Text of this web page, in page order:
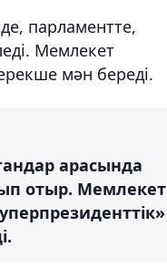
парламентте,
Мемлекет
мән береді.
арасында
отыр. Мемлекет